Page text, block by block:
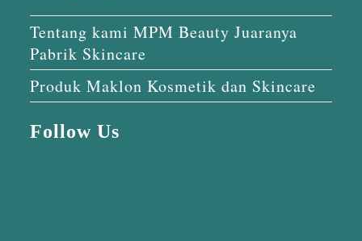
Tentang kami MPM Beauty Juaranya
Pabrik Skincare
Produk Maklon Kosmetik dan Skincare
Follow Us